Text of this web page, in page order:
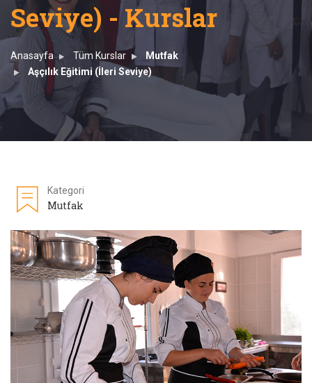
Seviye) - Kurslar
Anasayfa Tüm Kurslar
Mutfak
Aşçılık Eğitimi (İleri Seviye)
Kategori
Mutfak